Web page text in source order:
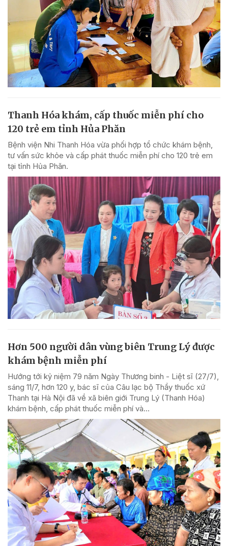
Thanh Hóa khám, cấp thuốc miễn phí cho
120 trẻ em tỉnh Hủa Phăn
Bệnh viện Nhi Thanh Hóa vừa phối hợp tổ chức khám bệnh,
tư vấn sức khỏe và cấp phát thuốc miễn phí cho 120 trẻ em
tại tỉnh Hủa Phăn.
Hơn 500 người dân vùng biên Trung Lý được
khám bệnh miễn phí
Hướng tới kỷ niệm 79 năm Ngày Thương binh - Liệt sĩ (27/7),
sáng 11/7, hơn 120 y, bác sĩ của Câu lạc bộ Thầy thuốc xứ
Thanh tại Hà Nội đã về xã biên giới Trung Lý (Thanh Hóa)
khám bệnh, cấp phát thuốc miễn phí và...